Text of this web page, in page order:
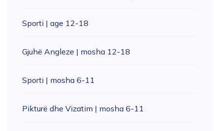
Sporti | age 12-18
Gjuhë Angleze | mosha 12-18
Sporti | mosha 6-11
Pikturë dhe Vizatim | mosha 6-11